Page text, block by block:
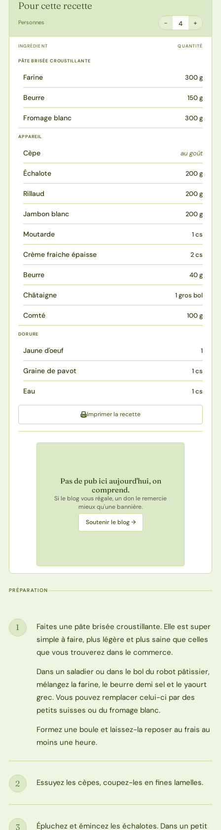
Pour cette recette
Personnes − 4 +
INGRÉDIENT QUANTITÉ
PÂTE BRISÉE CROUSTILLANTE
Farine 300 g
Beurre 150 g
Fromage blanc 300 g
APPAREIL
Cèpe au goût
Échalote 200 g
Rillaud 200 g
Jambon blanc 200 g
Moutarde 1 cs
Crème fraiche épaisse 2 cs
Beurre 40 g
Châtaigne 1 gros bol
Comté 100 g
DORURE
Jaune d'oeuf 1
Graine de pavot 1 cs
Eau 1 cs
Imprimer la recette
Pas de pub ici aujourd'hui, on
comprend.
Si le blog vous régale, un don le remercie
mieux qu'une bannière.
Soutenir le blog →
PRÉPARATION
Étape
1
Faites une pâte brisée croustillante. Elle est super
simple à faire, plus légère et plus saine que celles
que vous trouverez dans le commerce.
Dans un saladier ou dans le bol du robot pâtissier,
mélangez la farine, le beurre demi sel et le yaourt
grec. Vous pouvez remplacer celui-ci par des
petits suisses ou du fromage blanc.
Formez une boule et laissez-la reposer au frais au
moins une heure.
Étape
2 Essuyez les cèpes, coupez-les en fines lamelles.
3 Épluchez et émincez les échalotes. Dans un petit